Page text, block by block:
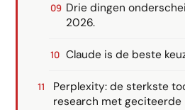
Drie dingen
2026.
Claude is de beste
Perplexity: de sterkste
research met geciteerde